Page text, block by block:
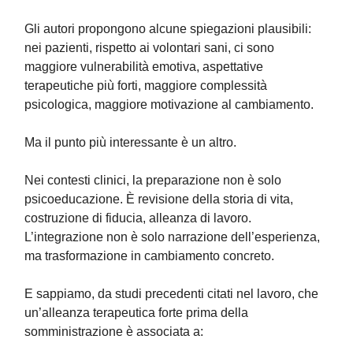
Gli autori propongono alcune spiegazioni plausibili:
nei pazienti, rispetto ai volontari sani, ci sono
maggiore vulnerabilità emotiva, aspettative
terapeutiche più forti, maggiore complessità
psicologica, maggiore motivazione al cambiamento.
Ma il punto più interessante è un altro.
Nei contesti clinici, la preparazione non è solo
psicoeducazione. È revisione della storia di vita,
costruzione di fiducia, alleanza di lavoro.
L’integrazione non è solo narrazione dell’esperienza,
ma trasformazione in cambiamento concreto.
E sappiamo, da studi precedenti citati nel lavoro, che
un’alleanza terapeutica forte prima della
somministrazione è associata a: